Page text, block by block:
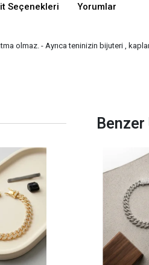
Seçenekleri Yorumlar
olmaz. - Ayrıca teninizin bijuteri ,
Benzer